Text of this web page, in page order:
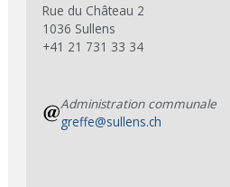
Rue du Château 2
1036 Sullens
+41 21 731 33 34
Administration communale
greffe@sullens.ch